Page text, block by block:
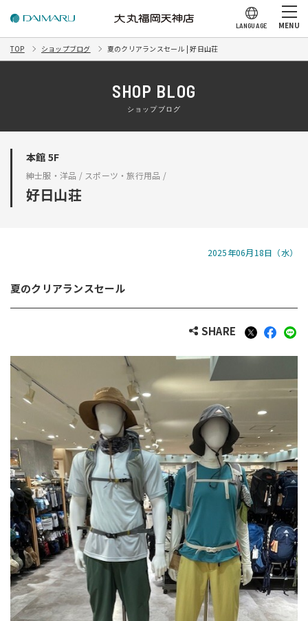
LANGUAGE MENU
TOP ショップブログ 夏のクリアランスセール | 好日山荘
SHOP BLOG
ショップブログ
本館 5F
紳士服・洋品 / スポーツ・旅行用品 /
好日山荘
2025年06月18日（水）
夏のクリアランスセール
SHARE